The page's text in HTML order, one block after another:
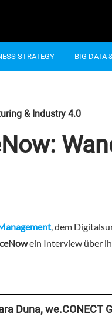
STRATEGY BIG DATA
& Industry 4.0
, dem
ein Interview über
Duna, we.CONECT